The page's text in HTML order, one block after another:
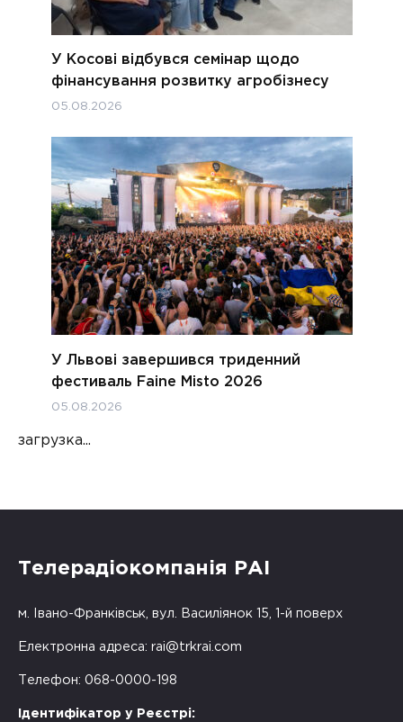
У Косові відбувся семінар щодо
фінансування розвитку агробізнесу
05.08.2026
У Львові завершився триденний
фестиваль Faine Misto 2026
05.08.2026
загрузка...
Телерадіокомпанія РАІ
м. Івано-Франківськ, вул. Василіянок 15, 1-й поверх
Електронна адреса: rai@trkrai.com
Телефон: 068-0000-198
Ідентифікатор у Реєстрі: